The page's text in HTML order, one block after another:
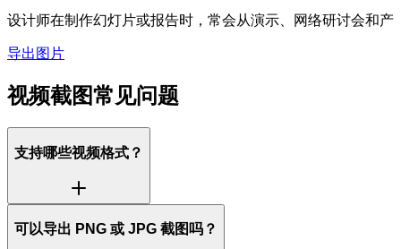
设计师在制作幻灯片或报告时，常会从演示、网络研讨会和
导出图片
视频截图常见问题
支持哪些视频格式？
可以导出 PNG 或 JPG 截图吗？